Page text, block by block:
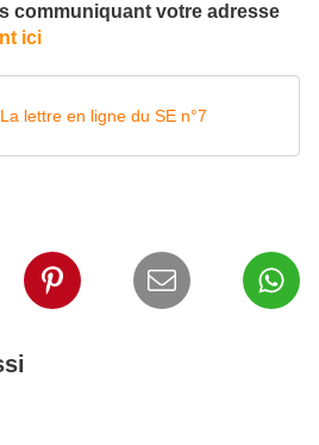
communiquant votre adresse
ici
La lettre en ligne du SE n°7